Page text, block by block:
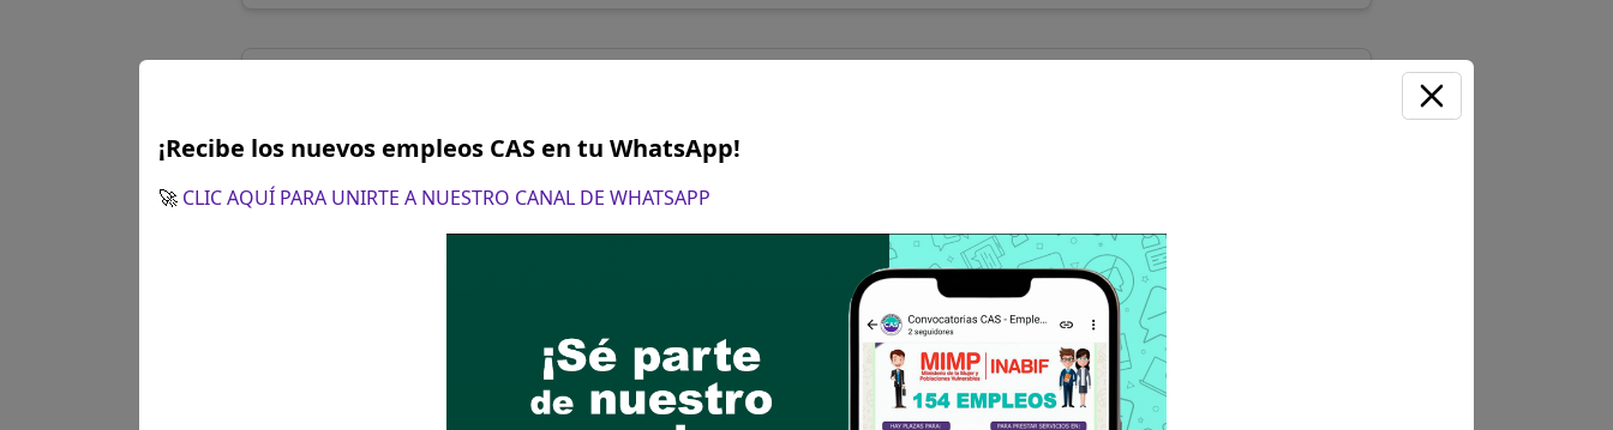
Se solicitó:Título profesional universitario Contabilidad. Contar con colegiatura y habilidad
Sueldo:4000
¡Recibe los nuevos empleos CAS en tu WhatsApp!
🚀 CLIC AQUÍ PARA UNIRTE A NUESTRO CANAL DE WHATSAPP